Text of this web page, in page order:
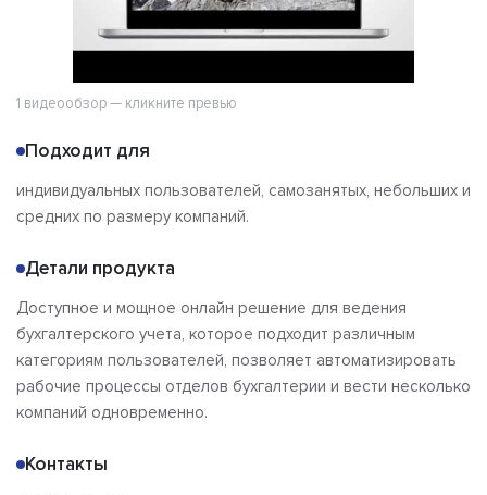
1 видеообзор — кликните превью
Подходит для
индивидуальных пользователей, самозанятых, небольших и
средних по размеру компаний.
Детали продукта
Доступное и мощное онлайн решение для ведения
бухгалтерского учета, которое подходит различным
категориям пользователей, позволяет автоматизировать
рабочие процессы отделов бухгалтерии и вести несколько
компаний одновременно.
Контакты